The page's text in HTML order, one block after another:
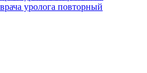
уролога повторный